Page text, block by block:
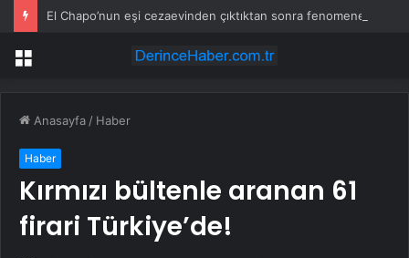
Menü
Anasayfa / Haber
Haber
Kırmızı bültenle aranan 61
firari Türkiye’de!